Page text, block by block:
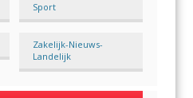
Sport
Zakelijk-Nieuws-
Landelijk